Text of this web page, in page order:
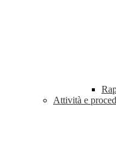
Attività e